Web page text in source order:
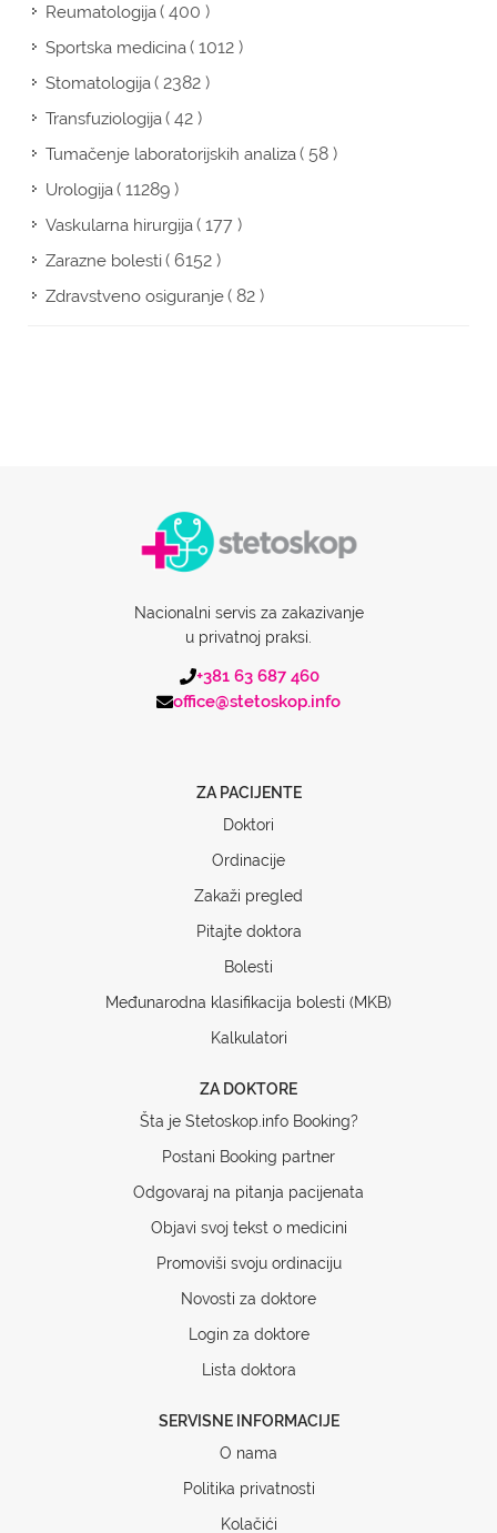
Reumatologija( 400 )
Sportska medicina( 1012 )
Stomatologija( 2382 )
Transfuziologija( 42 )
Tumačenje laboratorijskih analiza( 58 )
Urologija( 11289 )
Vaskularna hirurgija( 177 )
Zarazne bolesti( 6152 )
Zdravstveno osiguranje( 82 )
Nacionalni servis za zakazivanje
u privatnoj praksi.
+381 63 687 460
office@stetoskop.info
ZA PACIJENTE
Doktori
Ordinacije
Zakaži pregled
Pitajte doktora
Bolesti
Međunarodna klasifikacija bolesti (MKB)
Kalkulatori
ZA DOKTORE
Šta je Stetoskop.info Booking?
Postani Booking partner
Odgovaraj na pitanja pacijenata
Objavi svoj tekst o medicini
Promoviši svoju ordinaciju
Novosti za doktore
Login za doktore
Lista doktora
SERVISNE INFORMACIJE
O nama
Politika privatnosti
Kolačići